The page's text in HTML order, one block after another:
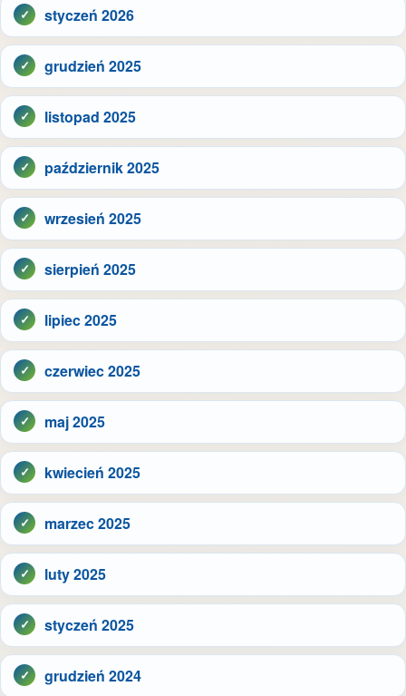
styczeń 2026
grudzień 2025
listopad 2025
październik 2025
wrzesień 2025
sierpień 2025
lipiec 2025
czerwiec 2025
maj 2025
kwiecień 2025
marzec 2025
luty 2025
styczeń 2025
grudzień 2024